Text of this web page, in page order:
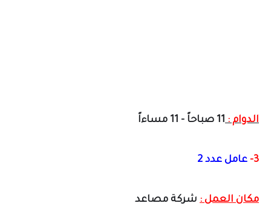
الدوام :11 صباحاً - 11 مساءاً
3- عامل عدد 2
مكان العمل : شركة مصاعد